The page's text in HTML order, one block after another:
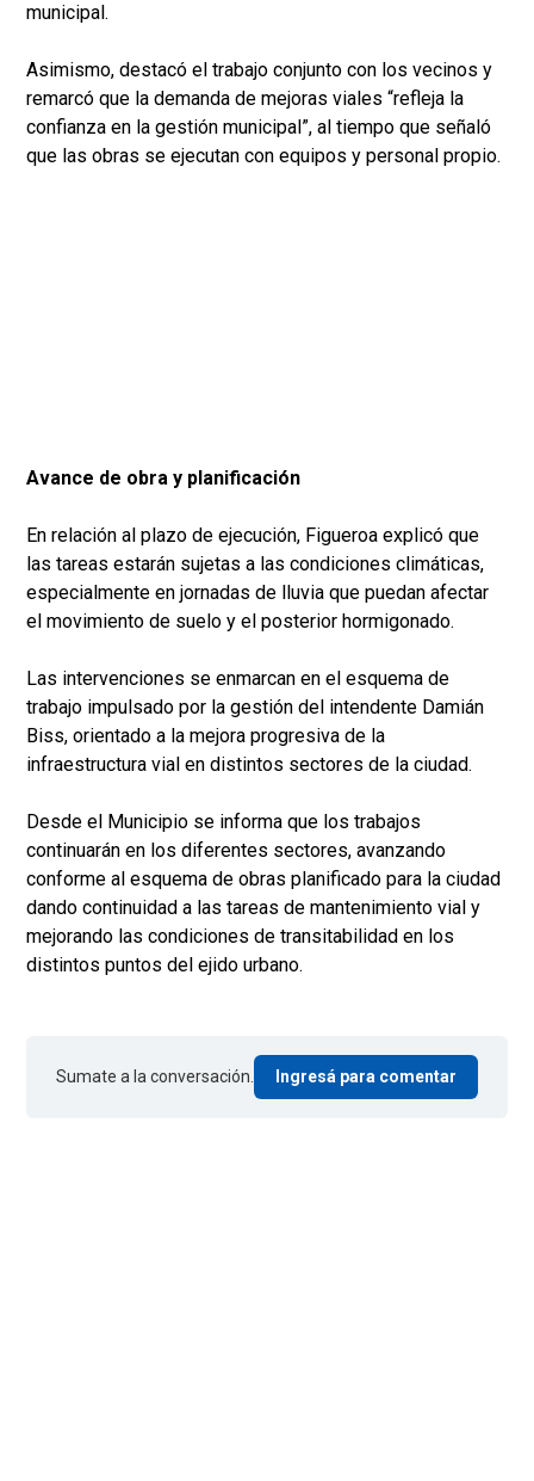
municipal.
Asimismo, destacó el trabajo conjunto con los vecinos y
remarcó que la demanda de mejoras viales “refleja la
confianza en la gestión municipal”, al tiempo que señaló
que las obras se ejecutan con equipos y personal propio.
Avance de obra y planificación
En relación al plazo de ejecución, Figueroa explicó que
las tareas estarán sujetas a las condiciones climáticas,
especialmente en jornadas de lluvia que puedan afectar
el movimiento de suelo y el posterior hormigonado.
Las intervenciones se enmarcan en el esquema de
trabajo impulsado por la gestión del intendente Damián
Biss, orientado a la mejora progresiva de la
infraestructura vial en distintos sectores de la ciudad.
Desde el Municipio se informa que los trabajos
continuarán en los diferentes sectores, avanzando
conforme al esquema de obras planificado para la ciudad
dando continuidad a las tareas de mantenimiento vial y
mejorando las condiciones de transitabilidad en los
distintos puntos del ejido urbano.
Sumate a la conversación. Ingresá para comentar